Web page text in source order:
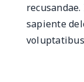
sapiente